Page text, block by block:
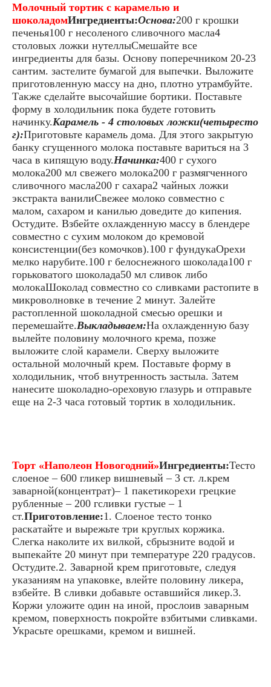
Молочный тортик с карамелью и
шоколадомИнгредиенты:Основа:200 г крошки
печенья100 г несоленого сливочного масла4
столовых ложки нутеллыСмешайте все
ингредиенты для базы. Основу поперечником 20-23
сантим. застелите бумагой для выпечки. Выложите
приготовленную массу на дно, плотно утрамбуйте.
Также сделайте высочайшие бортики. Поставьте
форму в холодильник пока будете готовить
начинку.Карамель - 4 столовых ложки(четыресто
г):Приготовьте карамель дома. Для этого закрытую
банку сгущенного молока поставьте вариться на 3
часа в кипящую воду.Начинка:400 г сухого
молока200 мл свежего молока200 г размягченного
сливочного масла200 г сахара2 чайных ложки
экстракта ванилиСвежее молоко совместно с
малом, сахаром и канилью доведите до кипения.
Остудите. Взбейте охлажденную массу в блендере
совместно с сухим молоком до кремовой
консистенции(без комочков).100 г фундукаОрехи
мелко нарубите.100 г белоснежного шоколада100 г
горьковатого шоколада50 мл сливок либо
молокаШоколад совместно со сливками растопите в
микроволновке в течение 2 минут. Залейте
растопленной шоколадной смесью орешки и
перемешайте.Выкладываем:На охлажденную базу
вылейте половину молочного крема, позже
выложите слой карамели. Сверху выложите
остальной молочный крем. Поставьте форму в
холодильник, чтоб внутренность застыла. Затем
нанесите шоколадно-ореховую глазурь и отправьте
еще на 2-3 часа готовый тортик в холодильник.
Торт «Наполеон Новогодний»Ингредиенты:Тесто
слоеное – 600 гликер вишневый – 3 ст. л.крем
заварной(концентрат)– 1 пакетикорехи грецкие
рубленные – 200 гсливки густые – 1
ст.Приготовление:1. Слоеное тесто тонко
раскатайте и вырежьте три круглых коржика.
Слегка наколите их вилкой, сбрызните водой и
выпекайте 20 минут при температуре 220 градусов.
Остудите.2. Заварной крем приготовьте, следуя
указаниям на упаковке, влейте половину ликера,
взбейте. В сливки добавьте оставшийся ликер.3.
Коржи уложите один на иной, прослоив заварным
кремом, поверхность покройте взбитыми сливками.
Украсьте орешками, кремом и вишней.